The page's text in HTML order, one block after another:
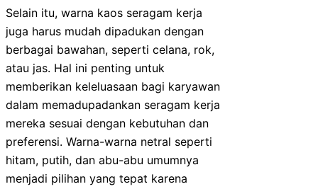
Selain itu, warna kaos seragam kerja
juga harus mudah dipadukan dengan
berbagai bawahan, seperti celana, rok,
atau jas. Hal ini penting untuk
memberikan keleluasaan bagi karyawan
dalam memadupadankan seragam kerja
mereka sesuai dengan kebutuhan dan
preferensi. Warna-warna netral seperti
hitam, putih, dan abu-abu umumnya
menjadi pilihan yang tepat karena